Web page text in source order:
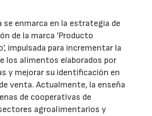
se enmarca en la estrategia de
de la marca 'Producto
impulsada para incrementar la
los alimentos elaborados por
y mejorar su identificación en
venta. Actualmente, la enseña
de cooperativas de
agroalimentarios y